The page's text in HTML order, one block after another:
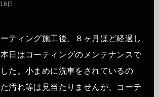
日
ティング施工後、８ヶ月ほど経過し
日はコーティングのメンテナンスで
た。小まめに洗車をされているの
汚れ等は見当たりませんが、コーテ